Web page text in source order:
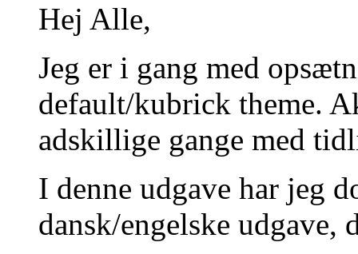
Hej Alle,
Jeg er i gang med
default/kubrick theme.
adskillige gange med
I denne udgave har jeg
dansk/engelske udgave,